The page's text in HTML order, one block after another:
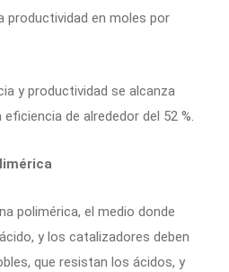
productividad en moles por
y productividad se alcanza
de alrededor del 52 %.
polimérica, el medio donde
y los catalizadores deben
que resistan los ácidos, y